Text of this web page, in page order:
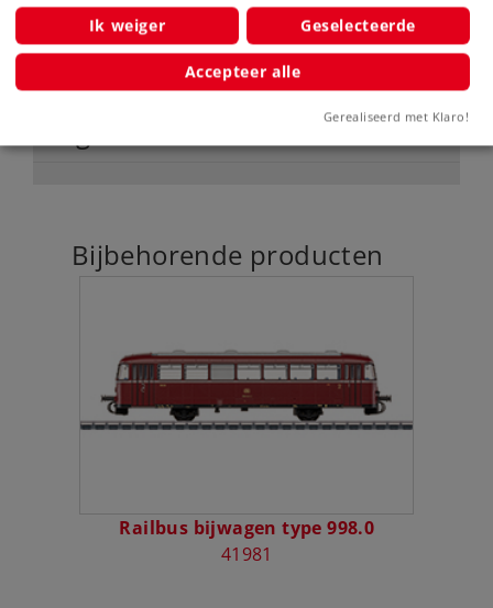
Productinfo
Bijbehorende producten
Railbus bijwagen type 998.0
41981
Ik weiger Geselecteerde
Accepteer alle
Gerealiseerd met Klaro!